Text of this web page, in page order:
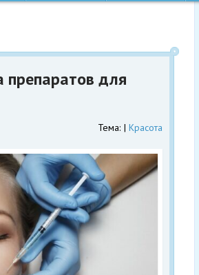
для
Тема: Красота